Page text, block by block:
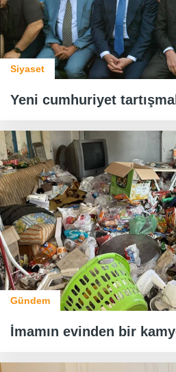
Siyaset
Yeni cumhuriyet
Gündem
İmamın evinden bir